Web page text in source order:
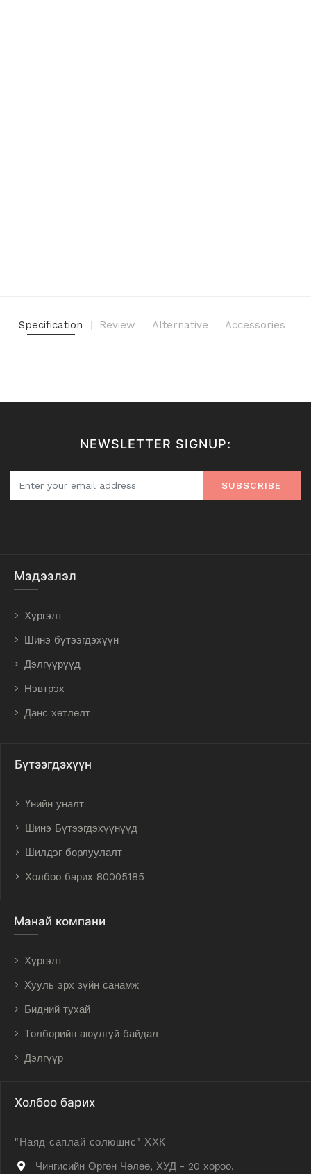
Specification Review Alternative Accessories
NEWSLETTER SIGNUP:
SUBSCRIBE
Мэдээлэл
Хүргэлт
Шинэ бүтээгдэхүүн
Дэлгүүрүүд
Нэвтрэх
Данс хөтлөлт
Бүтээгдэхүүн
Үнийн уналт
Шинэ Бүтээгдэхүүнүүд
Шилдэг борлуулалт
Холбоо барих 80005185
Манай компани
Хүргэлт
Хууль эрх зүйн санамж
Бидний тухай
Төлбөрийн аюулгүй байдал
Дэлгүүр
Холбоо барих
"Наяд саплай солюшнс" ХХК
Чингисийн Өргөн Чөлөө, ХУД - 20 хороо,